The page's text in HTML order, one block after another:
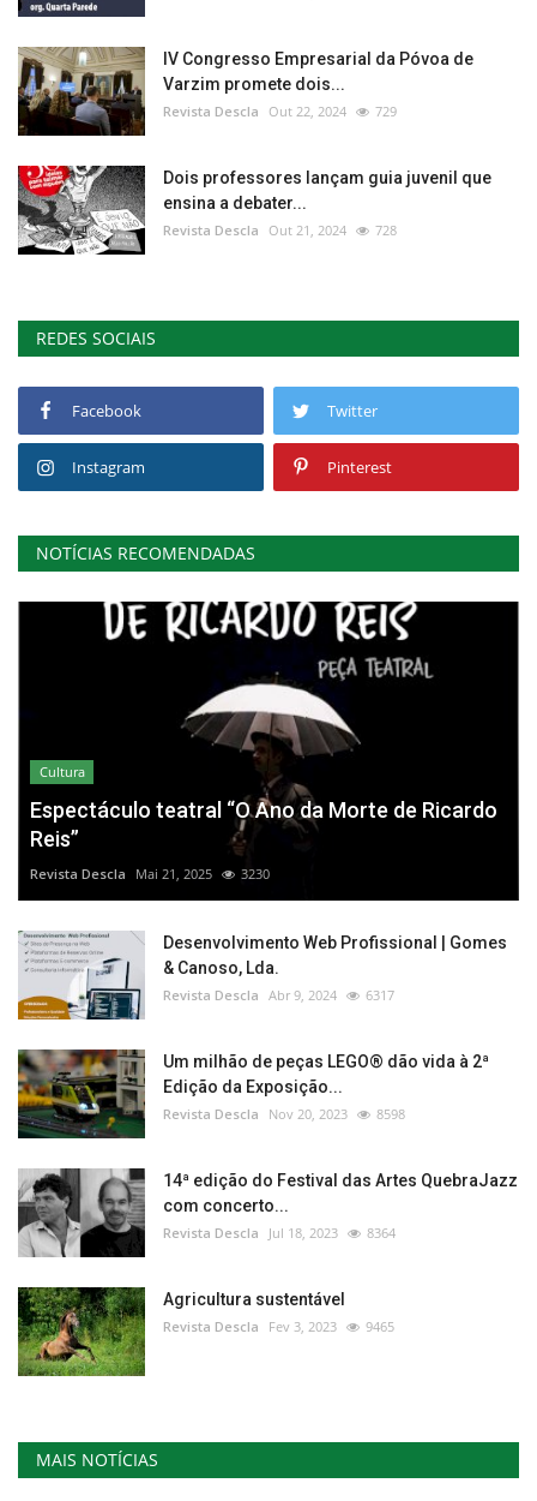
IV Congresso Empresarial da Póvoa de
Varzim promete dois...
Revista Descla Out 22, 2024 729
Dois professores lançam guia juvenil que
ensina a debater...
Revista Descla Out 21, 2024 728
REDES SOCIAIS
Facebook Twitter
Instagram Pinterest
NOTÍCIAS RECOMENDADAS
Cultura
Espectáculo teatral “O Ano da Morte de Ricardo
Reis”
Revista Descla Mai 21, 2025 3230
Desenvolvimento Web Profissional | Gomes
& Canoso, Lda.
Revista Descla Abr 9, 2024 6317
Um milhão de peças LEGO® dão vida à 2ª
Edição da Exposição...
Revista Descla Nov 20, 2023 8598
14ª edição do Festival das Artes QuebraJazz
com concerto...
Revista Descla Jul 18, 2023 8364
Agricultura sustentável
Revista Descla Fev 3, 2023 9465
MAIS NOTÍCIAS